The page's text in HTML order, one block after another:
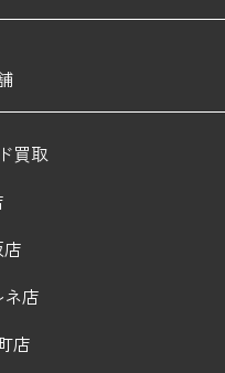
買取
店
店